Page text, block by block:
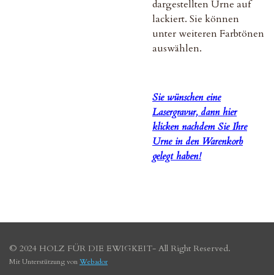
dargestellten Urne auf
lackiert. Sie können
unter weiteren Farbtönen
auswählen.
Sie wünschen eine
Lasergravur, dann hier
klicken nachdem Sie Ihre
Urne in den Warenkorb
gelegt haben!
© 2024 HOLZ FÜR DIE EWIGKEIT- All Right Reserved.
Mit Unterstützung vonWebador